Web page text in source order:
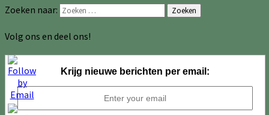
Zoeken naar:
Zoeken
Volg ons en deel ons!
Krijg nieuwe berichten per email: